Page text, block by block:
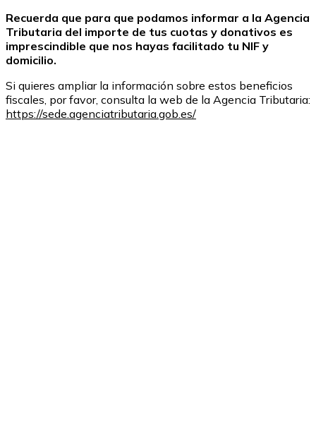
Recuerda que para que podamos informar a la Agencia
Tributaria del importe de tus cuotas y donativos es
imprescindible que nos hayas facilitado tu NIF y
domicilio.
Si quieres ampliar la información sobre estos beneficios
fiscales, por favor, consulta la web de la Agencia Tributaria:
https://sede.agenciatributaria.gob.es/